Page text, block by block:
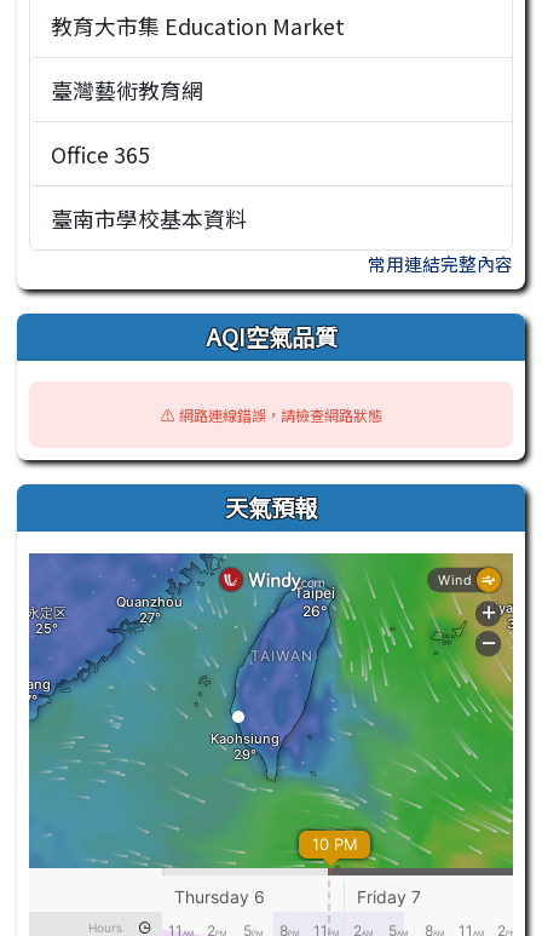
教育大市集 Education Market
臺灣藝術教育網
Office 365
臺南市學校基本資料
常用連結完整內容
AQI空氣品質
⚠️ 網路連線錯誤，請檢查網路狀態
天氣預報